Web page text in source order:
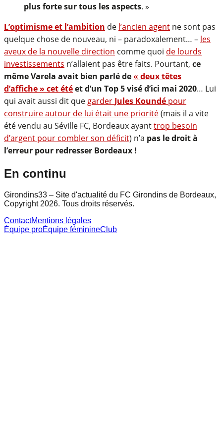
plus forte sur tous les aspects. »
L’optimisme et l’ambition de l’ancien agent ne sont pas
quelque chose de nouveau, ni – paradoxalement… – les
aveux de la nouvelle direction comme quoi de lourds
investissements n’allaient pas être faits. Pourtant, ce
même Varela avait bien parlé de« deux têtes
d’affiche » cet étéet d’un Top 5 visé d’ici mai 2020… Lui
qui avait aussi dit que garder Jules Koundé pour
construire autour de lui était une priorité(mais il a vite
été vendu au Séville FC, Bordeaux ayanttrop besoin
d’argent pour combler son déficit) n’a pas le droit à
l’erreur pour redresser Bordeaux !
En continu
Girondins33 – Site d'actualité du FC Girondins de Bordeaux,
Copyright 2026. Tous droits réservés.
ContactMentions légales
Équipe proÉquipe féminineClub